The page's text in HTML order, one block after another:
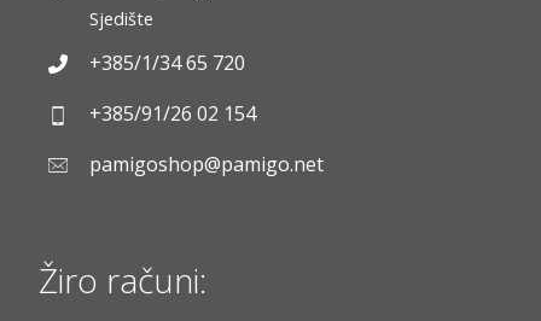
Sjedište
+385/1/34 65 720
+385/91/26 02 154
pamigoshop@pamigo.net
Žiro računi: